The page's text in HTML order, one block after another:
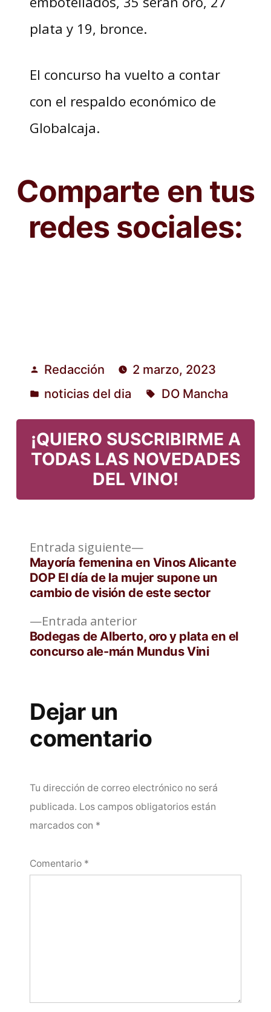
plata y 19, bronce.
El concurso ha vuelto a contar
con el respaldo económico de
Globalcaja.
Comparte en tus
redes sociales:
Publicado
por
Redacción 2 marzo, 2023
Publicado
en
noticias del dia DO Mancha
¡QUIERO SUSCRIBIRME A
TODAS LAS NOVEDADES
DEL VINO!
Navegación
de
entradas
Entrada anteriorEntrada
anterior:
Bodegas de Alberto, oro y plata en el
concurso ale-mán Mundus Vini
Entrada siguiente
Entrada
siguiente:
Mayoría femenina en Vinos Alicante
DOP El día de la mujer supone un
cambio de visión de este sector
Dejar un
comentario
Tu dirección de correo electrónico no será
publicada. Los campos obligatorios están
marcados con *
Comentario *